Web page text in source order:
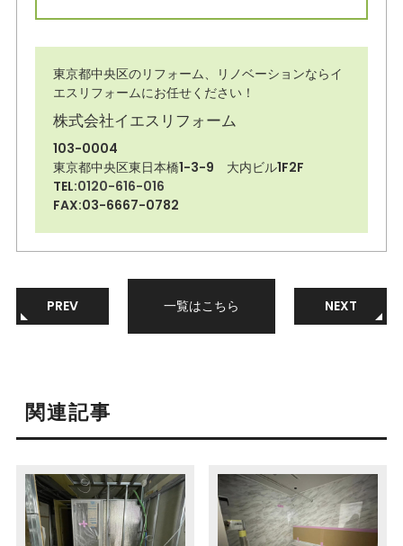
東京都中央区のリフォーム、リノベーションならイ
エスリフォームにお任せください！
株式会社イエスリフォーム
103-0004
東京都中央区東日本橋1-3-9 大内ビル1F2F
TEL:0120-616-016
FAX:03-6667-0782
PREV 一覧はこちら NEXT
関連記事